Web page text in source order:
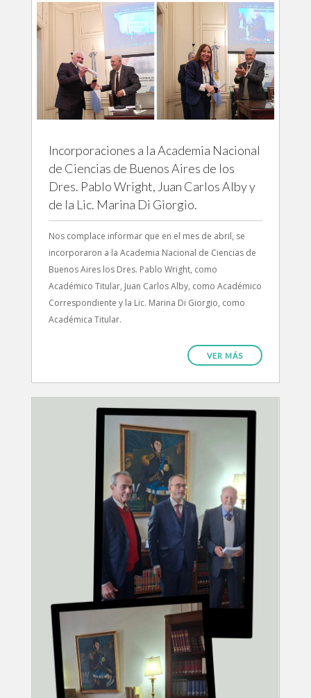
Incorporaciones a la Academia Nacional
de Ciencias de Buenos Aires de los
Dres. Pablo Wright, Juan Carlos Alby y
de la Lic. Marina Di Giorgio.
Nos complace informar que en el mes de abril, se
incorporaron a la Academia Nacional de Ciencias de
Buenos Aires los Dres. Pablo Wright, como
Académico Titular, Juan Carlos Alby, como Académico
Correspondiente y la Lic. Marina Di Giorgio, como
Académica Titular.
VER MÁS